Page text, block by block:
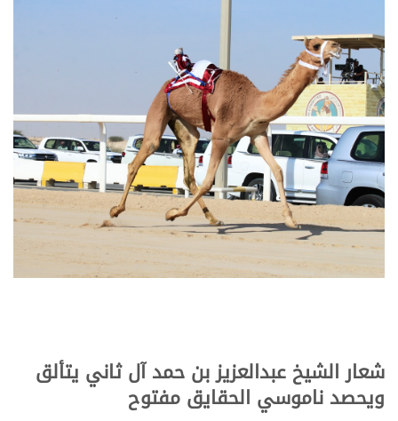
شعار الشيخ عبدالعزيز بن حمد آل ثاني يتألق
ويحصد ناموسي الحقايق مفتوح